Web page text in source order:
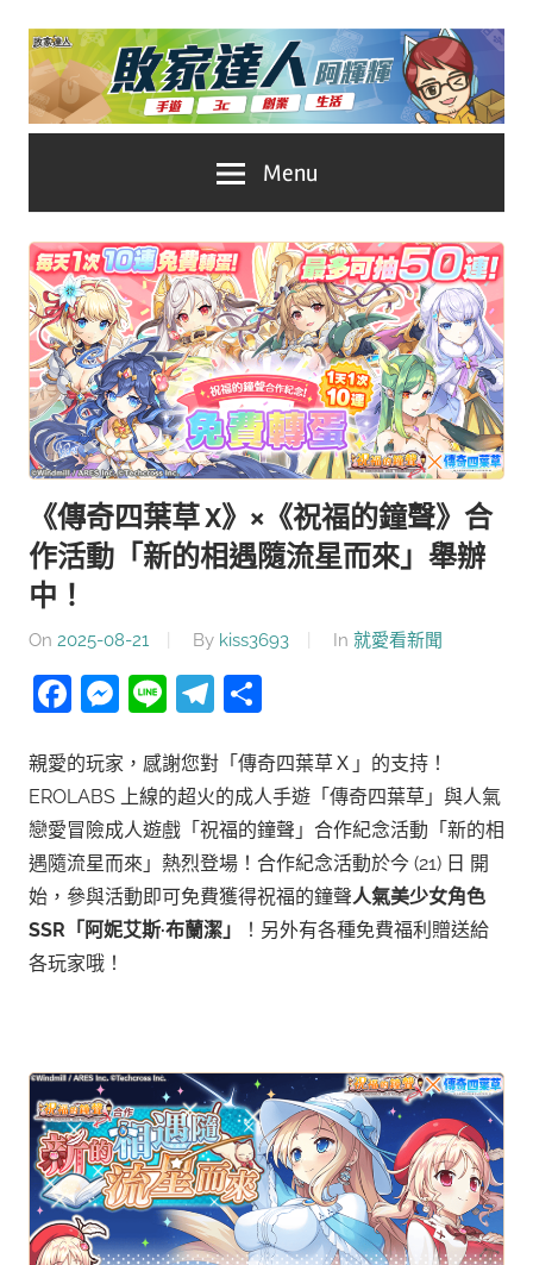
Skip
content
家
達
人
推
薦
No.1
遊
戲
科
技
自
媒
體。
Menu
《傳奇四葉草 X》×《祝福的鐘聲》合
作活動「新的相遇隨流星而來」舉辦
中！
On 2025-08-21 By kiss3693 In 就愛看新聞
Facebook
Messenger
LineTelegram
親愛的玩家，感謝您對「傳奇四葉草Ｘ」的支持！
EROLABS 上線的超火的成人手遊「傳奇四葉草」與人氣
戀愛冒險成人遊戲「祝福的鐘聲」合作紀念活動「新的相
遇隨流星而來」熱烈登場！合作紀念活動於今 (21) 日 開
始，參與活動即可免費獲得祝福的鐘聲人氣美少女角色
SSR「阿妮艾斯·布蘭潔」
！另外有各種免費福利贈送給
各玩家哦！